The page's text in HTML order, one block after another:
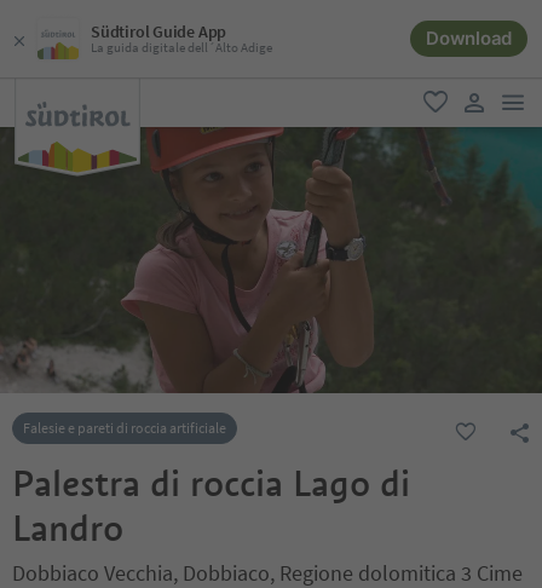
Südtirol Guide App
La guida digitale dell´Alto Adige Download
favoriti
user link
Falesie e pareti di roccia artificiale
Palestra di roccia Lago di
Landro
Dobbiaco Vecchia, Dobbiaco, Regione dolomitica 3 Cime